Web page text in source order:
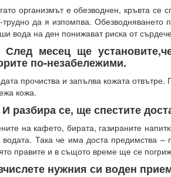
организмът е обезводнен, кръвта се
трудно да я изпомпва.
вода на ден понижават риска от
След месец ще
по-незабележими.
прочиства и запълва кожата
кожа.
И разбира се, ще спестите
на кафето, бирата, газираните
водата. Така че има доста предимства –
правите и в същото време ще се
нужния си воден